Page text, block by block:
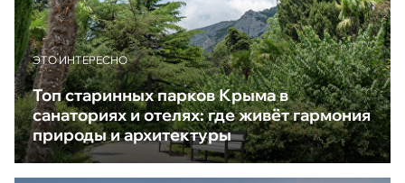
ЭТО ИНТЕРЕСНО
Топ старинных парков Крыма в
санаториях и отелях: где живёт гармония
природы и архитектуры